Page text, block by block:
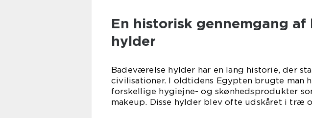
En historisk gennemgang
hylder
Badeværelse hylder har en lang historie, der
civilisationer. I oldtidens Egypten brugte man
forskellige hygiejne- og skønhedsprodukter
makeup. Disse hylder blev ofte udskåret i træ